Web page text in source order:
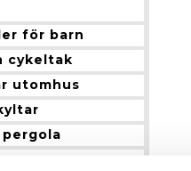
för barn
cykeltak
utomhus